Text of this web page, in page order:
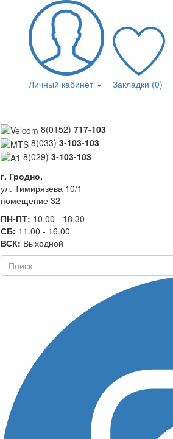
Личный кабинет Закладки (0)
8(0152) 717-103
8(033) 3-103-103
8(029) 3-103-103
г. Гродно,
ул. Тимирязева 10/1
помещение 32
ПН-ПТ: 10.00 - 18.30
СБ: 11.00 - 16.00
ВСК: Выходной